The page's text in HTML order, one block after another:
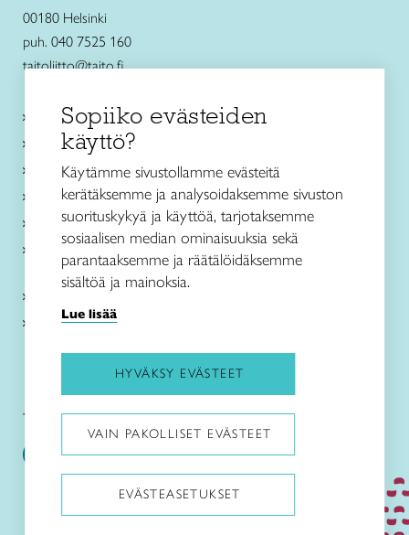
00180 Helsinki
puh. 040 7525 160
taitoliitto@taito.fi
Käsityökurssit ja koulutus
Ajankohtaista
Käsityöohjeet
Me olemme Taito
Paikallinen toiminta
Verkkokaupat
Kirjaudu Arviin
Kirjaudu Taitocampukseen
Taitoliitto: Taito-lehti:
Sopiiko evästeiden
käyttö?
Käytämme sivustollamme evästeitä
kerätäksemme ja analysoidaksemme sivuston
suorituskykyä ja käyttöä, tarjotaksemme
sosiaalisen median ominaisuuksia sekä
parantaaksemme ja räätälöidäksemme
sisältöä ja mainoksia.
Lue lisää
HYVÄKSY EVÄSTEET
VAIN PAKOLLISET EVÄSTEET
EVÄSTEASETUKSET